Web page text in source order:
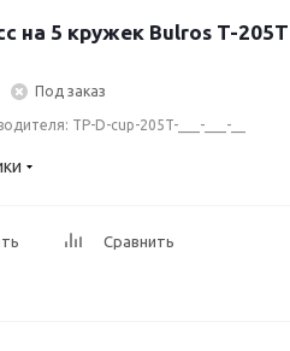
на 5 кружек Bulros T-
Под заказ
TP-D-cup-205T-___-___-__
Сравнить